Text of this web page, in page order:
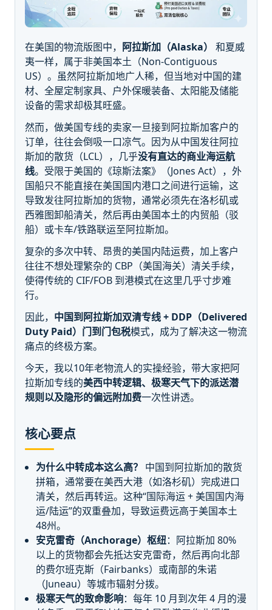
在美国的物流版图中， 阿拉斯加（Alaska）
和夏威
夷一样，属于非美国本土（Non-Contiguous
US）。虽然阿拉斯加地广人稀，但当地对中国的建
材、全屋定制家具、户外保暖装备、太阳能及储能
设备的需求却极其旺盛。
然而，做美国专线的卖家一旦接到阿拉斯加客户的
订单，往往会倒吸一口凉气。因为从中国发往阿拉
斯加的散货（LCL），几乎没有直达的商业海运航
线。受限于美国的《琼斯法案》（Jones Act），外
国船只不能直接在美国国内港口之间进行运输，这
导致发往阿拉斯加的货物，通常必须先在洛杉矶或
西雅图卸船清关，然后再由美国本土的内贸船（驳
船）或卡车/铁路联运至阿拉斯加。
复杂的多次中转、昂贵的美国内陆运费，加上客户
往往不想处理繁杂的 CBP（美国海关）清关手续，
使得传统的 CIF/FOB 到港模式在这里几乎寸步难
行。
因此， 中国到阿拉斯加双清专线 + DDP（Delivered
Duty Paid）门到门包税模式，成为了解决这一物流
痛点的终极方案。
今天，我以10年老物流人的实操经验，带大家把阿
拉斯加专线的美西中转逻辑、极寒天气下的派送潜
规则以及隐形的偏远附加费一次性讲透。
核心要点
为什么中转成本这么高？ 中国到阿拉斯加的散货
拼箱，通常要在美西大港（如洛杉矶）完成进口
清关，然后再转运。这种“国际海运 + 美国国内海
运/陆运”的双重叠加，导致运费远高于美国本土
48州。
安克雷奇（Anchorage）枢纽：阿拉斯加 80%
以上的货物都会先抵达安克雷奇，然后再向北部
的费尔班克斯（Fairbanks）或南部的朱诺
（Juneau）等城市辐射分拨。
极寒天气的致命影响：每年 10 月到次年 4 月的漫